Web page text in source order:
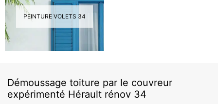
PEINTURE VOLETS 34
Démoussage toiture par le couvreur
expérimenté Hérault rénov 34